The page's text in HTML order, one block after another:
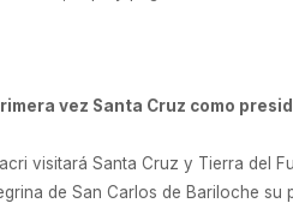
vez Santa Cruz como
visitará Santa Cruz y Tierra del
de San Carlos de Bariloche